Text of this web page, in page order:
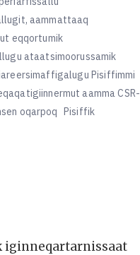
aammattaaq
eqqortumik
ataatsimoorussamik
Pisiffimmi
aamma CSR-
oqarpoq Pisiffik
iginneqartarnissaat